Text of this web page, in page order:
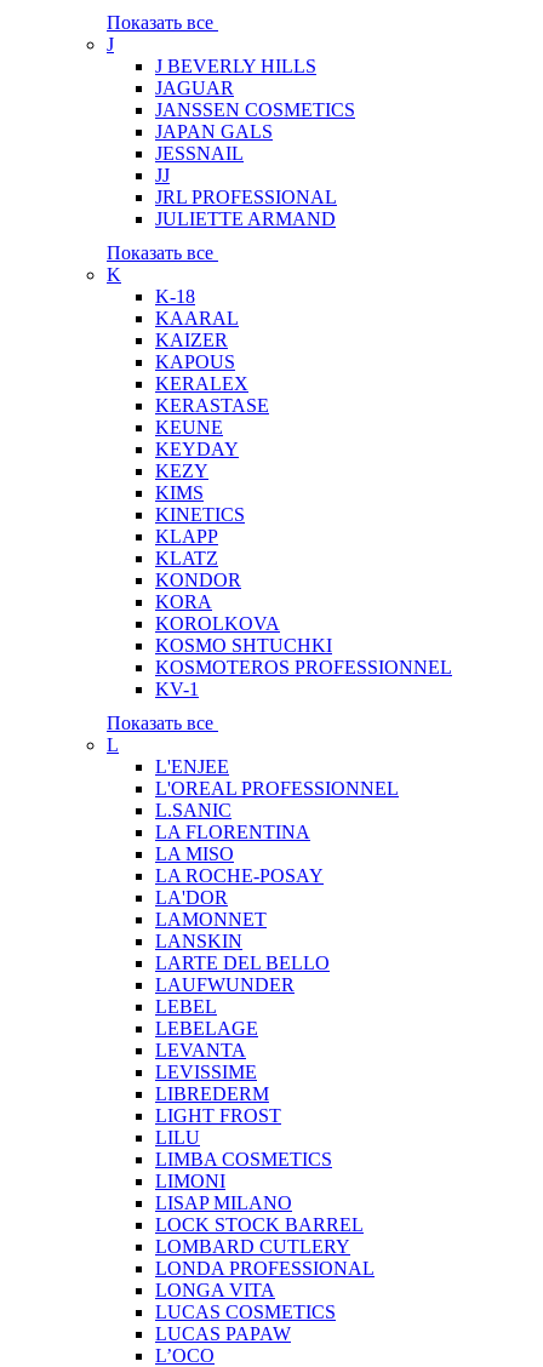
Показать все
J
J BEVERLY HILLS
JAGUAR
JANSSEN COSMETICS
JAPAN GALS
JESSNAIL
JJ
JRL PROFESSIONAL
JULIETTE ARMAND
Показать все
K
K-18
KAARAL
KAIZER
KAPOUS
KERALEX
KERASTASE
KEUNE
KEYDAY
KEZY
KIMS
KINETICS
KLAPP
KLATZ
KONDOR
KORA
KOROLKOVA
KOSMO SHTUCHKI
KOSMOTEROS PROFESSIONNEL
KV-1
Показать все
L
L'ENJEE
L'OREAL PROFESSIONNEL
L.SANIC
LA FLORENTINA
LA MISO
LA ROCHE-POSAY
LA'DOR
LAMONNET
LANSKIN
LARTE DEL BELLO
LAUFWUNDER
LEBEL
LEBELAGE
LEVANTA
LEVISSIME
LIBREDERM
LIGHT FROST
LILU
LIMBA COSMETICS
LIMONI
LISAP MILANO
LOCK STOCK BARREL
LOMBARD CUTLERY
LONDA PROFESSIONAL
LONGA VITA
LUCAS COSMETICS
LUCAS PAPAW
L’OCO